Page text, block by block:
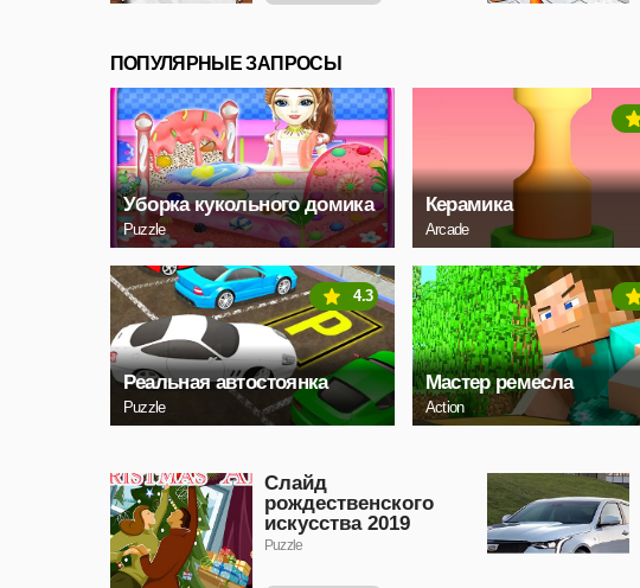
ПОПУЛЯРНЫЕ ЗАПРОСЫ
Уборка кукольного домика
Puzzle
Керамика
Arcade
Реальная автостоянка
Puzzle
4.3
Мастер ремесла
Action
Слайд
рождественского
искусства 2019
Puzzle